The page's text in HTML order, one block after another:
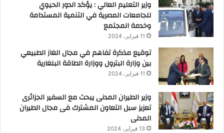
وزير التعليم العالي : يؤكد الدور الحيوي
للجامعات المصرية في التنمية المستدامة
وخدمة المجتمع
11 فبراير، 2024
توقيع مذكرة تفاهم في مجال الغاز الطبيعي
بين وزارة البترول ووزارة الطاقة البلغارية
11 فبراير، 2024
وزير الطيران المدنى يبحث مع السفير الجزائرى
تعزيز سبل التعاون المشترك فى مجال الطيران
المدنى
13 فبراير، 2024